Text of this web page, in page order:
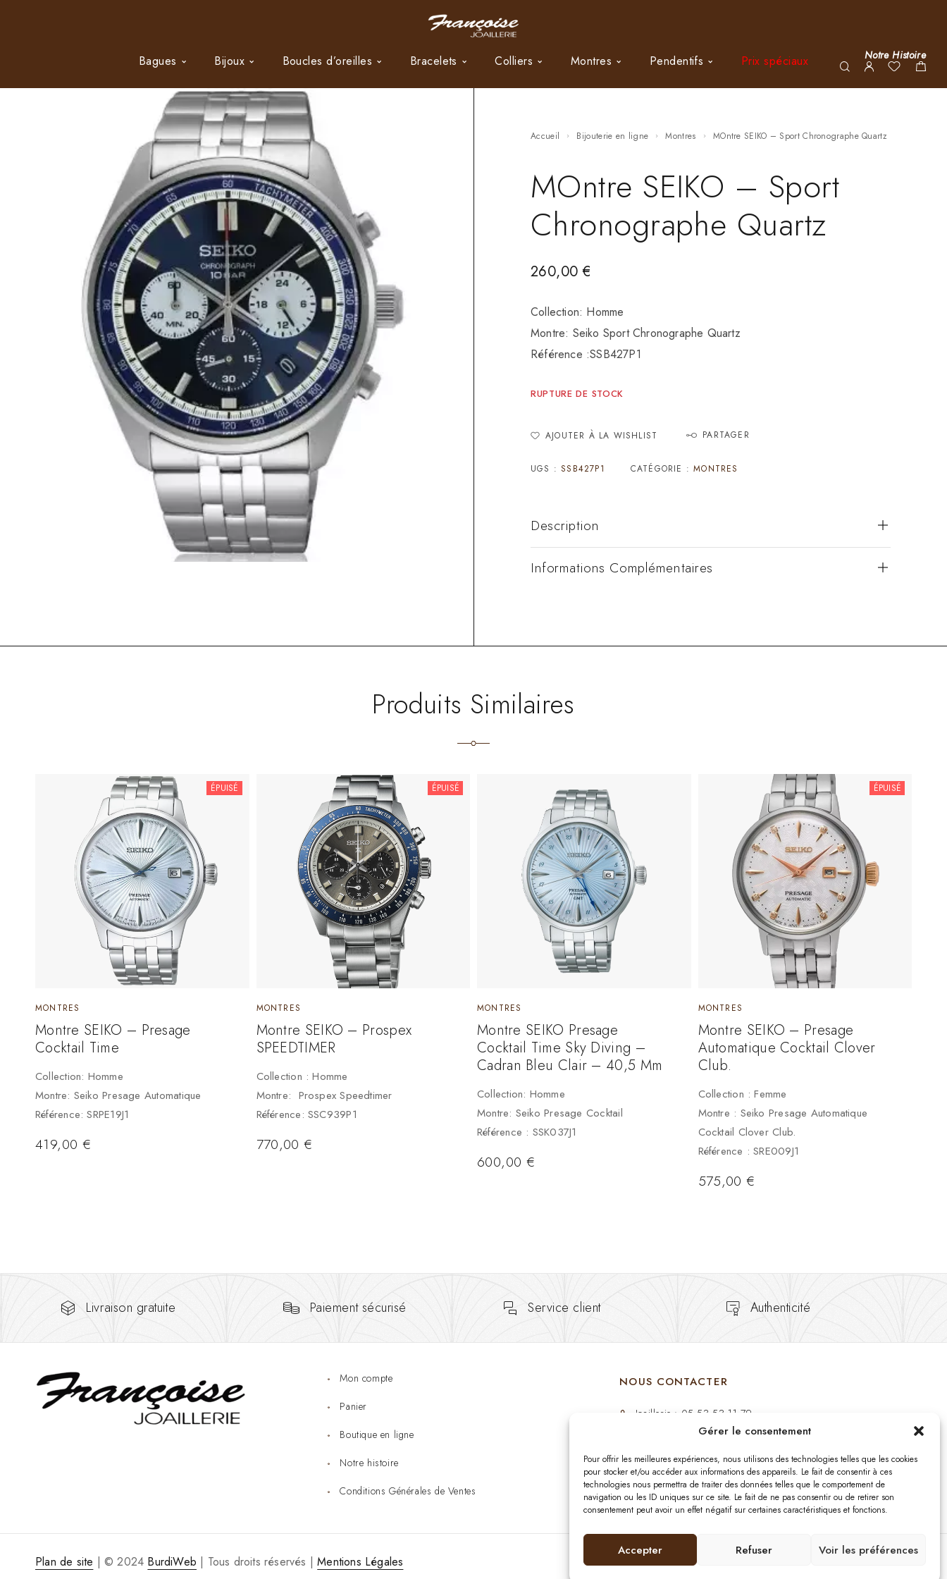
Gérer le consentement
Pour offrir les meilleures expériences, nous utilisons des technologies telles que les cookies
pour stocker et/ou accéder aux informations des appareils. Le fait de consentir à ces
technologies nous permettra de traiter des données telles que le comportement de
navigation ou les ID uniques sur ce site. Le fait de ne pas consentir ou de retirer son
consentement peut avoir un effet négatif sur certaines caractéristiques et fonctions.
Accepter Refuser Voir les préférences
Bagues Bijoux Boucles d’oreilles Bracelets Colliers Montres Pendentifs Prix spéciaux Notre Histoire
Accueil Bijouterie en ligne Montres MOntre SEIKO – Sport Chronographe Quartz
MOntre SEIKO – Sport
Chronographe Quartz
260,00€
Collection: Homme
Montre: Seiko Sport Chronographe Quartz
Référence :SSB427P1
RUPTURE DE STOCK
AJOUTER À LA WISHLIST PARTAGER
UGS :SSB427P1 CATÉGORIE :MONTRES
Description
Informations Complémentaires
Produits Similaires
ÉPUISÉ
MONTRES
Montre SEIKO – Presage
Cocktail Time
Collection: Homme
Montre: Seiko Presage Automatique
Référence: SRPE19J1
419,00 €
ÉPUISÉ
MONTRES
Montre SEIKO – Prospex
SPEEDTIMER
Collection : Homme
Montre: Prospex Speedtimer
Référence: SSC939P1
770,00€
MONTRES
Montre SEIKO Presage
Cocktail Time Sky Diving –
Cadran Bleu Clair – 40,5 Mm
Collection: Homme
Montre: Seiko Presage Cocktail
Référence : SSK037J1
600,00 €
ÉPUISÉ
MONTRES
Montre SEIKO – Presage
Automatique Cocktail Clover
Club.
Collection : Femme
Montre : Seiko Presage Automatique
Cocktail Clover Club.
Référence : SRE009J1
575,00€
Livraison gratuite Paiement sécurisé Service client Authenticité
Mon compte
Panier
Boutique en ligne
Notre histoire
Conditions Générales de Ventes
NOUS CONTACTER
Joaillerie : 05 53 53 11 79
Mardi au Samedi: 09:00 - 19:00
bijouterie.lavergne@orange.fr
Plan de site | © 2024 BurdiWeb | Tous droits réservés | Mentions Légales